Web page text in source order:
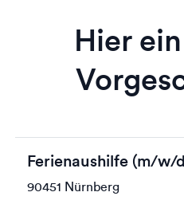
Hier
Ferienaushilfe (m/w/
90451 Nürnberg